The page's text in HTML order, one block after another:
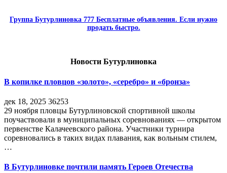
Группа Бутурлиновка 777 Бесплатные объявления. Если нужно
продать быстро.
Новости Бутурлиновка
В копилке пловцов «золото», «серебро» и «бронза»
дек 18, 2025 36253
29 ноября пловцы Бутурлиновской спортивной школы
поучаствовали в муниципальных соревнованиях — открытом
первенстве Калачеевского района. Участники турнира
соревновались в таких видах плавания, как вольным стилем,
…
В Бутурлиновке почтили память Героев Отечества